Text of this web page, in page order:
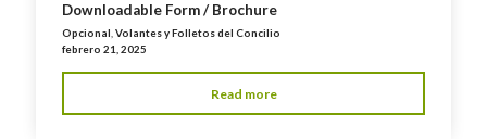
Downloadable Form / Brochure
Opcional ,Volantes y Folletos del Concilio
febrero 21, 2025
Read more